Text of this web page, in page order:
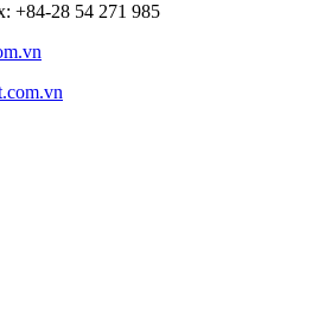
+84-28 54 271 985